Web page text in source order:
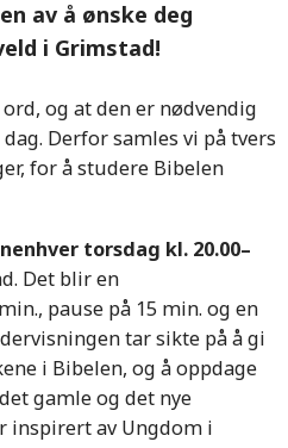
av å ønske deg
i Grimstad!
og at den er nødvendig
Derfor samles vi på tvers
for å studere Bibelen
torsdag kl. 20.00–
Det blir en
pause på 15 min. og en
tar sikte på å gi
i Bibelen, og å oppdage
gamle og det nye
inspirert av Ungdom i